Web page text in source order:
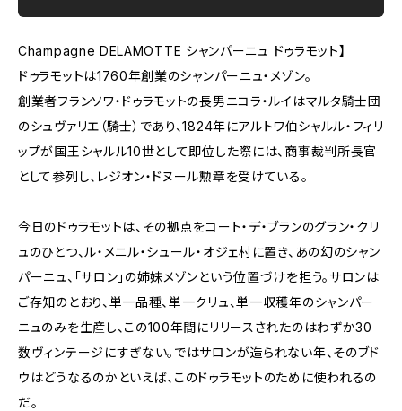
Champagne DELAMOTTE シャンパーニュ ドゥラモット】
ドゥラモットは1760年創業のシャンパーニュ・メゾン。
創業者フランソワ・ドゥラモットの長男ニコラ・ルイはマルタ騎士団
のシュヴァリエ（騎士）であり、1824年にアルトワ伯シャルル・フィリ
ップが国王シャルル10世として即位した際には、商事裁判所長官
として参列し、レジオン・ドヌール勲章を受けている。
今日のドゥラモットは、その拠点をコート・デ・ブランのグラン・クリ
ュのひとつ、ル・メニル・シュール・オジェ村に置き、あの幻のシャン
パーニュ、「サロン」の姉妹メゾンという位置づけを担う。サロンは
ご存知のとおり、単一品種、単一クリュ、単一収穫年のシャンパー
ニュのみを生産し、この100年間にリリースされたのはわずか30
数ヴィンテージにすぎない。ではサロンが造られない年、そのブド
ウはどうなるのかといえば、このドゥラモットのために使われるの
だ。